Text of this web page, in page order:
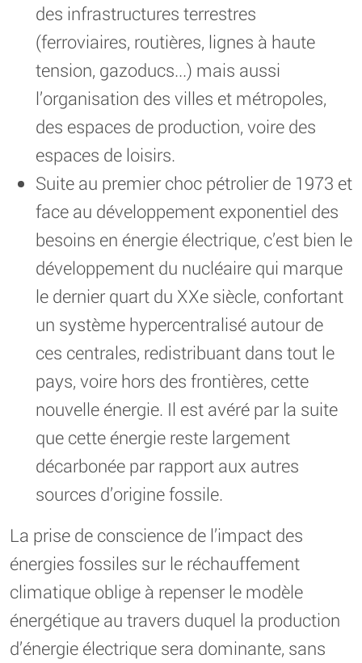
des infrastructures terrestres
(ferroviaires, routières, lignes à haute
tension, gazoducs...) mais aussi
l’organisation des villes et métropoles,
des espaces de production, voire des
espaces de loisirs.
Suite au premier choc pétrolier de 1973 et
face au développement exponentiel des
besoins en énergie électrique, c’est bien le
développement du nucléaire qui marque
le dernier quart du XXe siècle, confortant
un système hypercentralisé autour de
ces centrales, redistribuant dans tout le
pays, voire hors des frontières, cette
nouvelle énergie. Il est avéré par la suite
que cette énergie reste largement
décarbonée par rapport aux autres
sources d’origine fossile.
La prise de conscience de l’impact des
énergies fossiles sur le réchauffement
climatique oblige à repenser le modèle
énergétique au travers duquel la production
d’énergie électrique sera dominante, sans